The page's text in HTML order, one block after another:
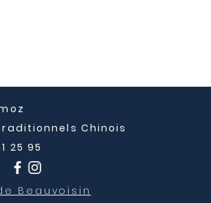
Chinois
25 95
Beauvoisin